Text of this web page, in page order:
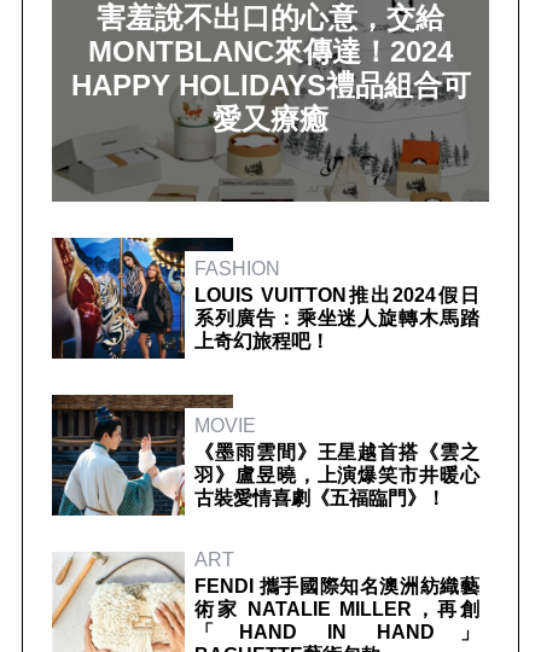
害羞說不出口的心意，交給
MONTBLANC來傳達！2024
HAPPY HOLIDAYS禮品組合可
愛又療癒
FASHION
LOUIS VUITTON推出2024假日
系列廣告：乘坐迷人旋轉木馬踏
上奇幻旅程吧！
MOVIE
《墨雨雲間》王星越首搭《雲之
羽》盧昱曉，上演爆笑市井暖心
古裝愛情喜劇《五福臨門》！
ART
FENDI 攜手國際知名澳洲紡織藝
術家 NATALIE MILLER，再創
「HAND IN HAND」